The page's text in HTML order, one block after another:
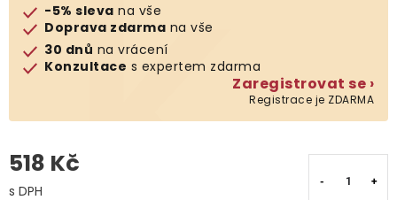
O nás
Kontakty
-5% sleva na vše
Doprava zdarma na vše
30 dnů na vrácení
Konzultace s expertem zdarma
Zaregistrovat se ›
Registrace je ZDARMA
518 Kč